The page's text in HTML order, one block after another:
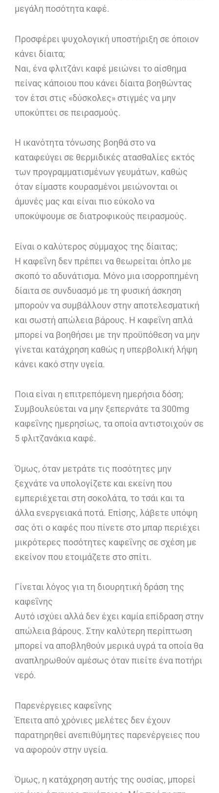
μεγάλη ποσότητα καφέ.
Προσφέρει ψυχολογική υποστήριξη σε όποιον
κάνει δίαιτα;
Ναι, ένα φλιτζάνι καφέ μειώνει το αίσθημα
πείνας κάποιου που κάνει δίαιτα βοηθώντας
τον έτσι στις «δύσκολες» στιγμές να μην
υποκύπτει σε πειρασμούς.
Η ικανότητα τόνωσης βοηθά στο να
καταφεύγει σε θερμιδικές ατασθαλίες εκτός
των προγραμματισμένων γευμάτων, καθώς
όταν είμαστε κουρασμένοι μειώνονται οι
άμυνές μας και είναι πιο εύκολο να
υποκύψουμε σε διατροφικούς πειρασμούς.
Είναι ο καλύτερος σύμμαχος της δίαιτας;
Η καφεΐνη δεν πρέπει να θεωρείται όπλο με
σκοπό το αδυνάτισμα. Μόνο μια ισορροπημένη
δίαιτα σε συνδυασμό με τη φυσική άσκηση
μπορούν να συμβάλλουν στην αποτελεσματική
και σωστή απώλεια βάρους. Η καφεΐνη απλά
μπορεί να βοηθήσει με την προϋπόθεση να μην
γίνεται κατάχρηση καθώς η υπερβολική λήψη
κάνει κακό στην υγεία.
Ποια είναι η επιτρεπόμενη ημερήσια δόση;
Συμβουλεύεται να μην ξεπερνάτε τα 300mg
καφεΐνης ημερησίως, τα οποία αντιστοιχούν σε
5 φλιτζανάκια καφέ.
Όμως, όταν μετράτε τις ποσότητες μην
ξεχνάτε να υπολογίζετε και εκείνη που
εμπεριέχεται στη σοκολάτα, το τσάι και τα
άλλα ενεργειακά ποτά. Επίσης, λάβετε υπόψη
σας ότι ο καφές που πίνετε στο μπαρ περιέχει
μικρότερες ποσότητες καφεΐνης σε σχέση με
εκείνον που ετοιμάζετε στο σπίτι.
Γίνεται λόγος για τη διουρητική δράση της
καφεΐνης
Αυτό ισχύει αλλά δεν έχει καμία επίδραση στην
απώλεια βάρους. Στην καλύτερη περίπτωση
μπορεί να αποβληθούν μερικά υγρά τα οποία θα
αναπληρωθούν αμέσως όταν πιείτε ένα ποτήρι
νερό.
Παρενέργειες καφεΐνης
Έπειτα από χρόνιες μελέτες δεν έχουν
παρατηρηθεί ανεπιθύμητες παρενέργειες που
να αφορούν στην υγεία.
Όμως, η κατάχρηση αυτής της ουσίας, μπορεί